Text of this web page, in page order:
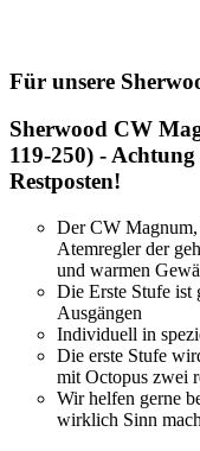
Für unsere
Sherwood CW
119-250) -
Restposten!
Der CW Magnum,
Atemregler der
und warmen
Die Erste Stufe ist
Ausgängen
Individuell in
Die erste Stufe
mit Octopus zwei
Wir helfen gerne
wirklich Sinn